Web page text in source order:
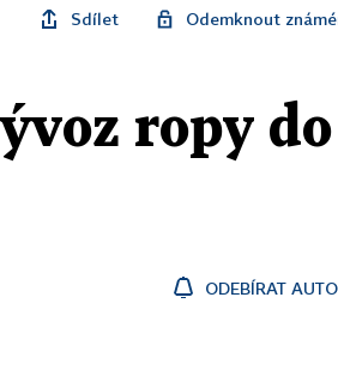
Sdílet Odemknout
ropy do
ODEBÍRAT